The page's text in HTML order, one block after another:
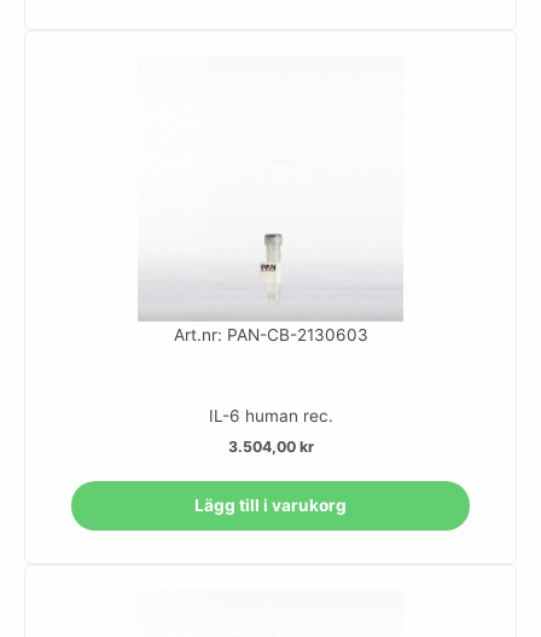
Art.nr: PAN-CB-2130603
IL-6 human rec.
3.504,00 kr
Lägg till i varukorg